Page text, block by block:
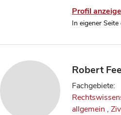
Profil
In eigener
Robert
Fachgebiete:
allgemein ,